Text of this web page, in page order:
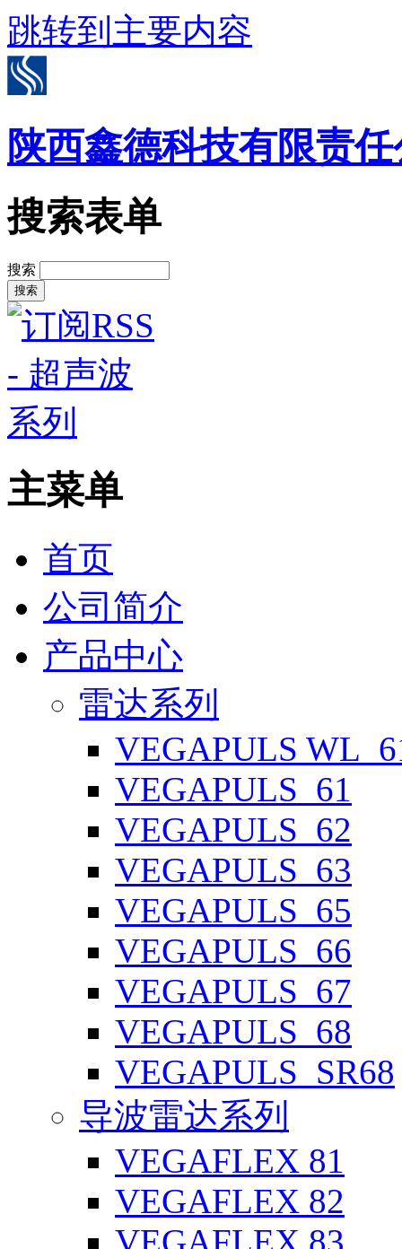
跳转到主要内容
陕西鑫德科技有限责
搜索表单
搜索
主菜单
首页
公司简介
产品中心
雷达系列
VEGAPULS
VEGAPULS_61
VEGAPULS_62
VEGAPULS_63
VEGAPULS_65
VEGAPULS_66
VEGAPULS_67
VEGAPULS_68
VEGAPULS_SR68
导波雷达系列
VEGAFLEX 81
VEGAFLEX 82
VEGAFLEX 83